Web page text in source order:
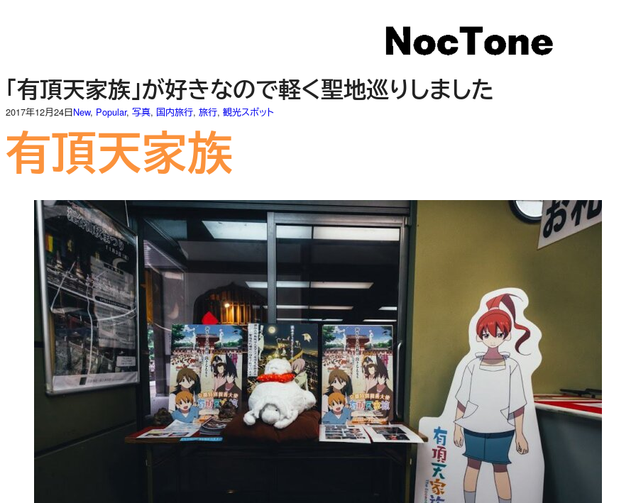
キ
ッ
プ
「有頂天家族」が好きなので軽く聖地巡りしました
2017年12月24日New, Popular, 写真, 国内旅行, 旅行, 観光スポット
有頂天家族